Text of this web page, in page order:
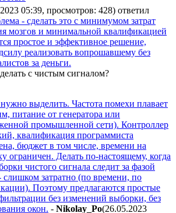
05:39, просмотров: 428) ответил
- сделать это с минимумом затрат
мозгов и минимальной квалификацией
простое и эффективное решение,
реализовать вопрошавшему без
за деньги.
с чистым сигналом?
выделить. Частота помехи плавает
питание от генератора или
промышленной сети). Контроллер
квалификация программиста
бюджет в том числе, времени на
ограничен. Делать по-настоящему, когда
чистого сигнала следит за фазой
слишком затратно (по времени, по
Поэтому предлагаются простые
без изменений выборки, без
окон. - Nikolay_Po(26.05.2023